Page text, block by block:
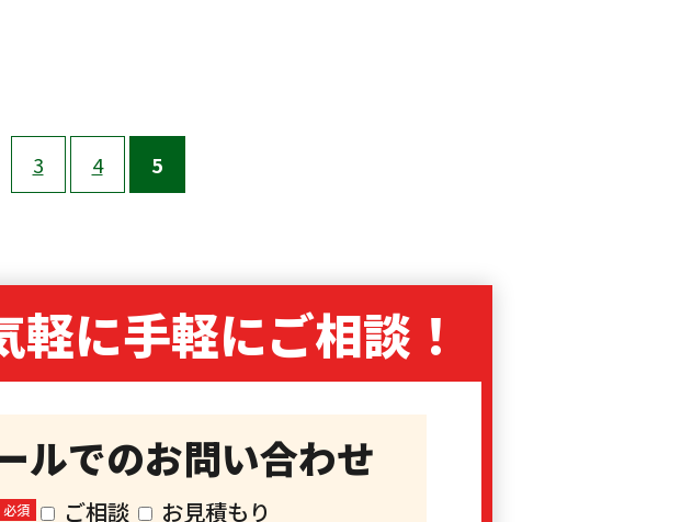
3 4 5
軽に手軽にご相談！
ルでのお問い合わせ
必須 ご相談
お見積もり